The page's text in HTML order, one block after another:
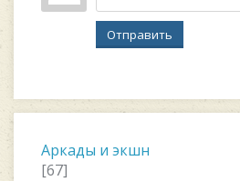
Отправить
Аркады и экшн
[67]